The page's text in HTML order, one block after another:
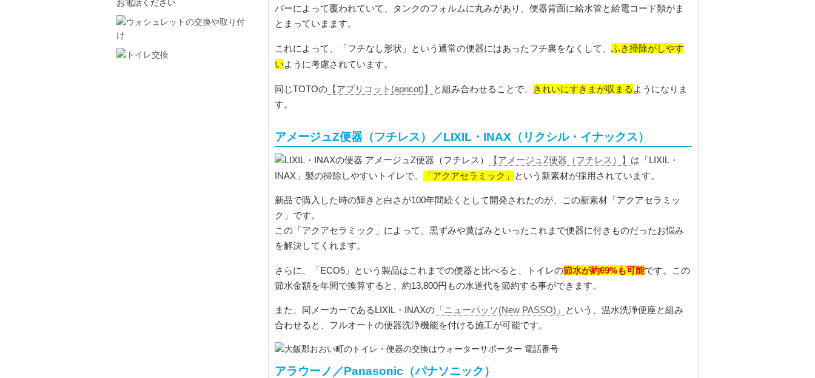
バーによって覆われていて、タンクのフォルムに丸みがあり、便器背面に給水管と給電コード類がま
とまっていまます。
これによって、「フチなし形状」という通常の便器にはあったフチ裏をなくして、 ふき掃除がしやす
いように考慮されています。
同じTOTOの 【アプリコット(apricot)】 と組み合わせることで、 きれいにすきまが収まる ようになりま
す。
アメージュZ便器（フチレス）／LIXIL・INAX（リクシル・イナックス）
【アメージュZ便器（フチレス）】 は「LIXIL・
INAX」製の掃除しやすいトイレで、
「アクアセラミック」 という新素材が採用されています。
新品で購入した時の輝きと白さが100年間続くとして開発されたのが、この新素材「アクアセラミッ
ク」です。
この「アクアセラミック」によって、黒ずみや黄ばみといったこれまで便器に付きものだったお悩み
を解決してくれます。
さらに、「ECO5」という製品はこれまでの便器と比べると、トイレの節水が約69%も可能です。この
節水金額を年間で換算すると、約13,800円もの水道代を節約する事ができます。
また、同メーカーであるLIXIL・INAXの 「ニューパッソ(New PASSO)」
という、温水洗浄便座と組み
合わせると、フルオートの便器洗浄機能を付ける施工が可能です。
アラウーノ／Panasonic（パナソニック）